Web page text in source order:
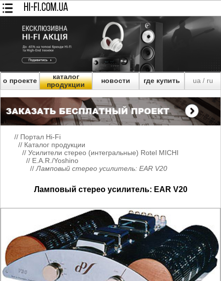
HI-FI.COM.UA
о проекте
каталог
продукции
новости где купить ua/ ru
// Портал Hi-Fi
// Каталог продукции
// Усилители стерео (интегральные) Rotel MICHI
// E.A.R./Yoshino
// Ламповый стерео усилитель: EAR V20
Ламповый стерео усилитель: EAR V20